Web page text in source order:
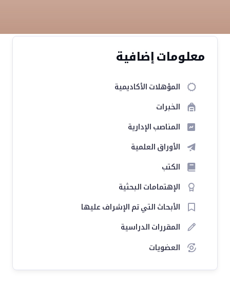
معلومات إضافية
المؤهلات الأكاديمية
الخبرات
المناصب الإدارية
الأوراق العلمية
الكتب
الإهتمامات البحثية
الأبحاث التي تم الإشراف عليها
المقررات الدراسية
العضويات